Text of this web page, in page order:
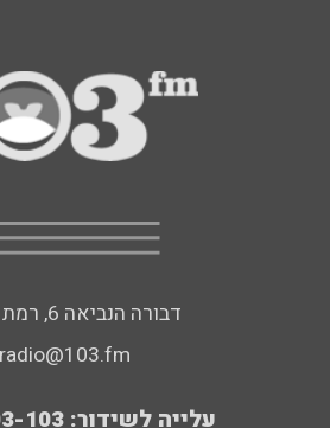
דבורה הנביאה 6, רמת השרון
radio@103.fm
עלייה לשידור: 0552-103-103